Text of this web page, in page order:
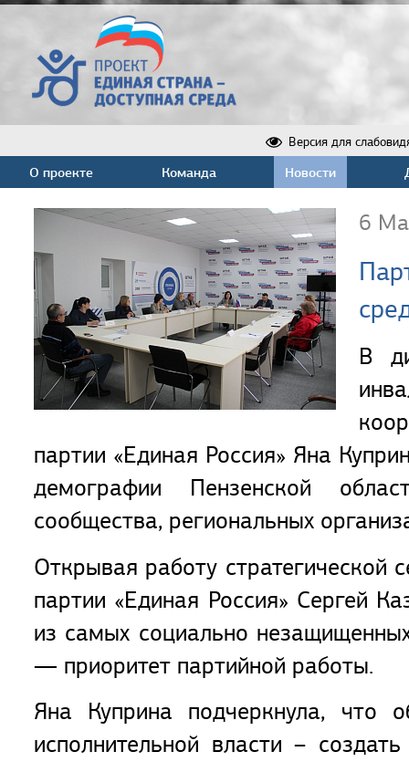
Версия для
О проекте Команда Новости
6
В
партии «Единая Россия» Яна
демографии Пензенской
сообщества, региональных
Открывая работу стратегической
партии «Единая Россия» Сергей
из самых социально
— приоритет партийной работы.
Яна Куприна подчеркнула, что
исполнительной власти –